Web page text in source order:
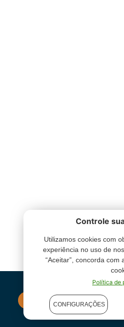
INSTITUCIONAL
Controle
Utilizamos cookies com
experiência no uso de
“Aceitar”, concorda com
Política de
CONFIGURAÇÕES